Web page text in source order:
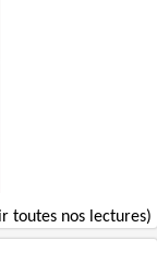
toutes nos lectures)